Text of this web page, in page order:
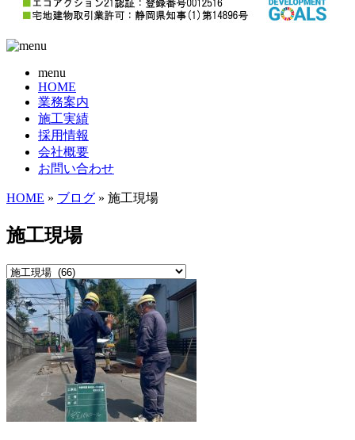
menu
HOME
業務案内
施工実績
採用情報
会社概要
お問い合わせ
HOME » ブログ » 施工現場
施工現場